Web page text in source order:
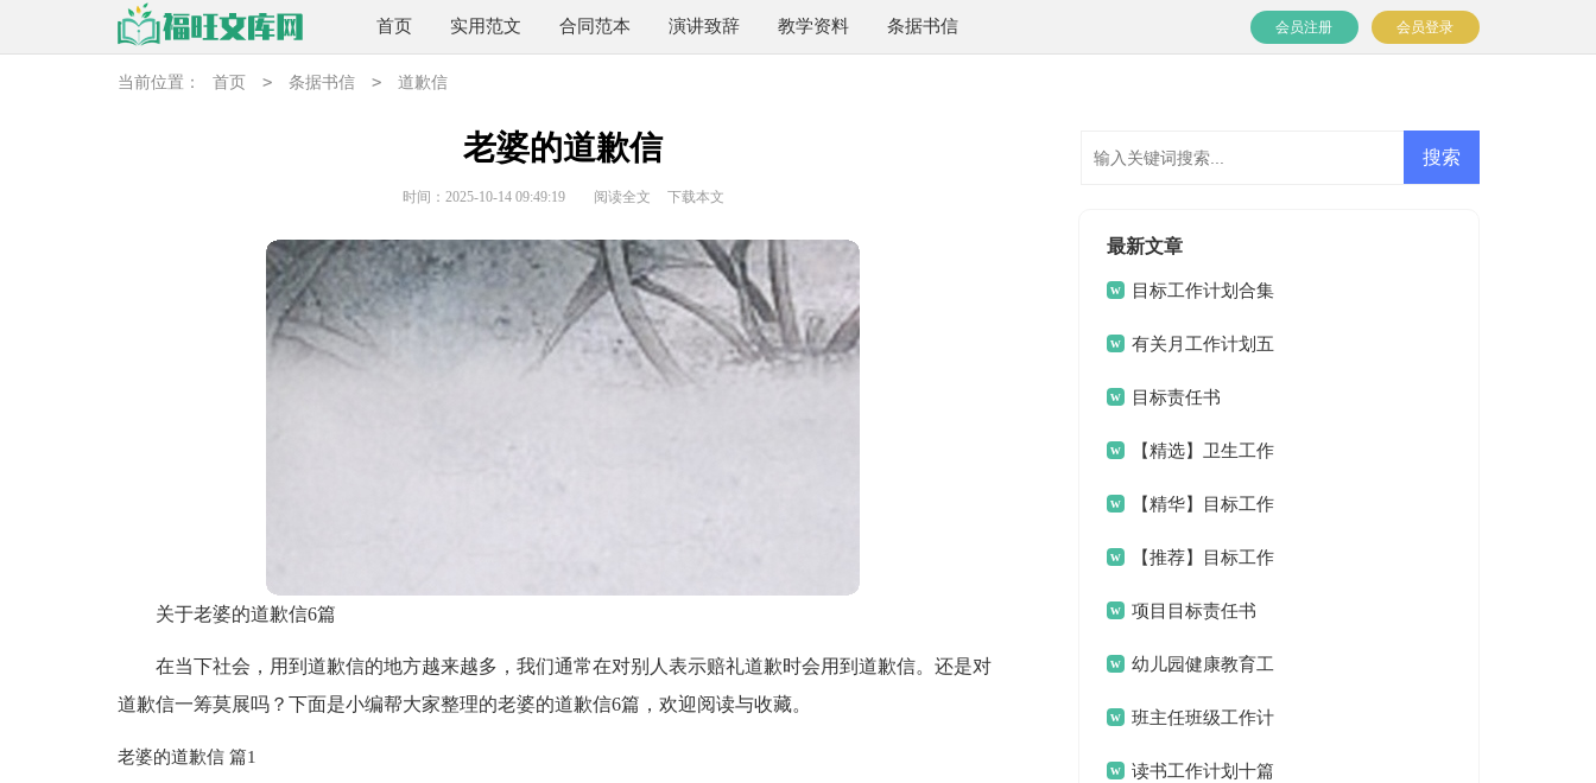
首页 实用范文 合同范本 演讲致辞 教学资料 条据书信 会员登录
会员注册
当前位置： 首页 > 条据书信 > 道歉信
老婆的道歉信
时间：2025-10-14 09:49:19 阅读全文 下载本文
关于老婆的道歉信6篇
在当下社会，用到道歉信的地方越来越多，我们通常在对别人表示赔礼道歉时会用到道歉信。还是对
道歉信一筹莫展吗？下面是小编帮大家整理的老婆的道歉信6篇，欢迎阅读与收藏。
老婆的道歉信 篇1
最新文章
目标工作计划合集
九篇有关月工作计划五
篇 目标责任书
【精选】卫生工作
计划3篇【精华】目标工作
计划3篇【推荐】目标工作
计划三篇
项目目标责任书
幼儿园健康教育工
作计划15篇
班主任班级工作计
划15篇读书工作计划十篇